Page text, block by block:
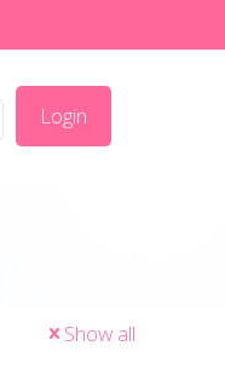
Login
Show all